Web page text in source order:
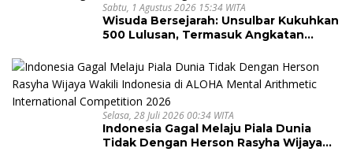
Sabtu, 1 Agustus 2026 15:34 WITA
Wisuda Bersejarah: Unsulbar Kukuhkan
500 Lulusan, Termasuk Angkatan
Selasa, 28 Juli 2026 00:34 WITA
Indonesia Gagal Melaju Piala Dunia
Tidak Dengan Herson Rasyha Wijaya